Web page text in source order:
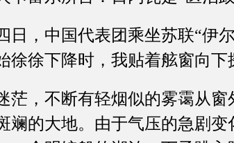
，中国代表团乘坐苏联“伊尔
徐徐下降时，我贴着舷窗向下
，不断有轻烟似的雾霭从窗
斓的大地。由于气压的急剧